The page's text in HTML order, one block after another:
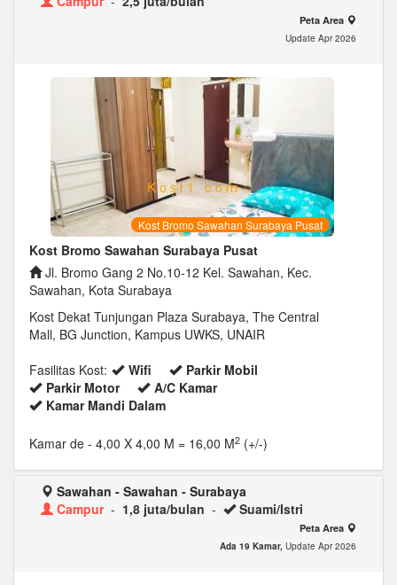
Peta Area
Update Apr 2026
Kost Bromo Sawahan Surabaya Pusat
Kost Bromo Sawahan Surabaya Pusat
Jl. Bromo Gang 2 No.10-12 Kel. Sawahan, Kec.
Sawahan, Kota Surabaya
Kost Dekat Tunjungan Plaza Surabaya, The Central
Mall, BG Junction, Kampus UWKS, UNAIR
Fasilitas Kost:
Wifi
Parkir Mobil
Parkir Motor
A/C Kamar
Kamar Mandi Dalam
Kamar de - 4,00 X 4,00 M = 16,00 M2 (+/-)
Sawahan - Sawahan - Surabaya
Campur- 1,8 juta/bulan - Suami/Istri
Peta Area
Ada 19 Kamar, Update Apr 2026